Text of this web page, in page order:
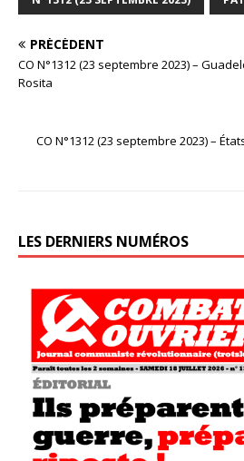
PRÉCÉDENT
CO N°1312 (23 septembre 2023) –
Rosita
CO N°1312 (23 septembre 2023) –
LES DERNIERS NUMÉROS